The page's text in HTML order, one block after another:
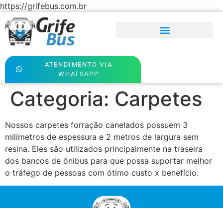
https://grifebus.com.br
ATENDIMENTO VIA
WHATSAPP
Categoria: Carpetes
Nossos carpetes forração canelados possuem 3
milímetros de espessura e 2 metros de largura sem
resina. Eles são utilizados principalmente na traseira
dos bancos de ônibus para que possa suportar melhor
o tráfego de pessoas com ótimo custo x benefício.